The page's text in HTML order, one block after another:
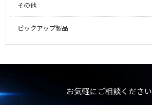
その他
ピックアップ製品
お気軽にご相談ください